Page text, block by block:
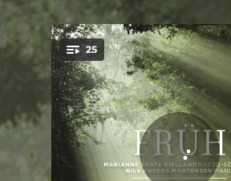
You're all set!
25